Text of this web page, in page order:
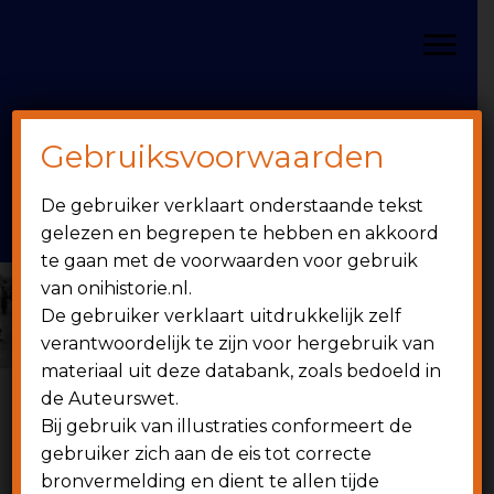
inhoud
sidebar
Rechts
onihistorie.nl
1949 - heden
6 juni 2012
Gebruiksvoorwaarden
De gebruiker verklaart onderstaande tekst
gelezen en begrepen te hebben en akkoord
te gaan met de voorwaarden voor gebruik
van onihistorie.nl.
De gebruiker verklaart uitdrukkelijk zelf
verantwoordelijk te zijn voor hergebruik van
materiaal uit deze databank, zoals bedoeld in
de Auteurswet.
Bij gebruik van illustraties conformeert de
gebruiker zich aan de eis tot correcte
bronvermelding en dient te allen tijde